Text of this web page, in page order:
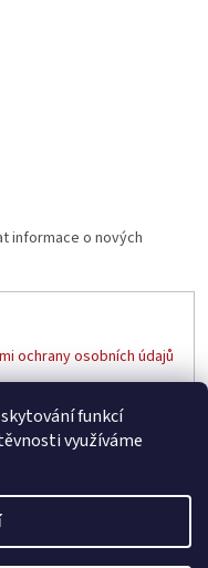
funkcí
využíváme
informace o nových
ochrany osobních údajů